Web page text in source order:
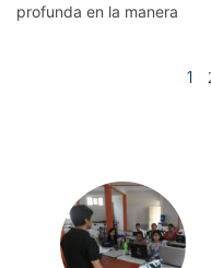
profunda en la manera
1